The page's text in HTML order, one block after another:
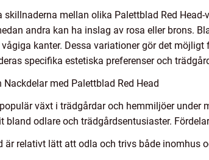
skillnaderna mellan olika Palettblad Red
andra kan ha inslag av rosa eller brons.
kanter. Dessa variationer gör det
specifika estetiska preferenser och
med Palettblad Red Head
växt i trädgårdar och hemmiljöer
bland odlare och trädgårdsentusiaster.
är relativt lätt att odla och trivs både inomhus